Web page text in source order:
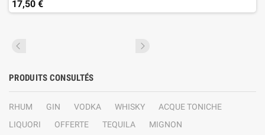
17,50 €
PRODUITS CONSULTÉS
RHUM GIN VODKA WHISKY
ACQUE TONICHE
LIQUORI
OFFERTE TEQUILA
MIGNON